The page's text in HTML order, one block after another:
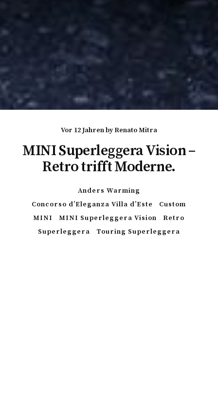
vor 12 JahrenbyRenato Mitra
MINI Superleggera Vision –
Retro trifft Moderne.
Anders Warming
Concorso d’Eleganza Villa d’Este
Custom
MINI
MINI Superleggera Vision
Retro
Superleggera
Touring Superleggera